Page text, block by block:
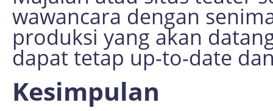
wawancara dengan
produksi yang akan
dapat tetap up-to-date
Kesimpulan